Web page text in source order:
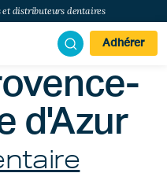
distributeurs dentaires
Adhérer
d'Azur